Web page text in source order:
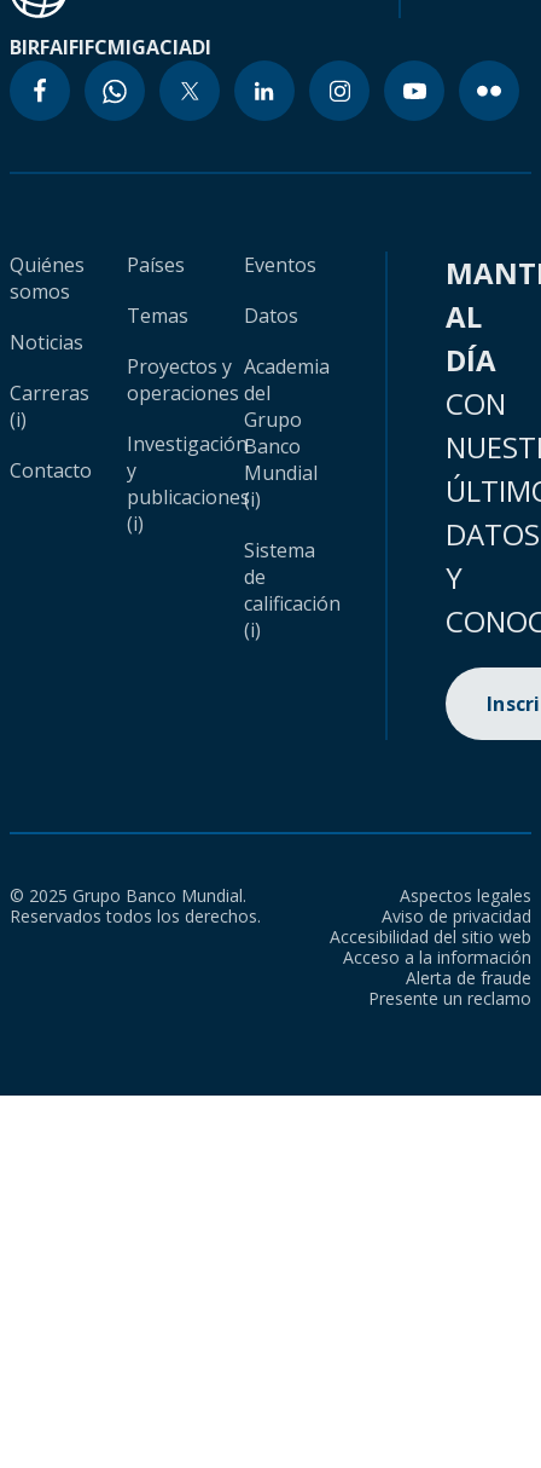
BIRFAIFIFCMIGACIADI
Quiénes
somos
Noticias
Carreras
(i)
Contacto
Países
Temas
Proyectos y
operaciones
Investigación
y
publicaciones
(i)
Eventos
Datos
Academia
del
Grupo
Banco
Mundial
(i)
Sistema
de
calificación
(i)
AL
DÍA
CON
DATOS
Y
© 2025 Grupo Banco Mundial.
Reservados todos los derechos.
Aspectos legales
Aviso de privacidad
Accesibilidad del sitio web
Acceso a la información
Alerta de fraude
Presente un reclamo